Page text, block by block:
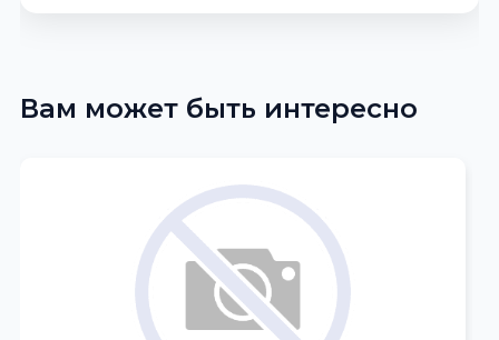
Вам может быть интересно